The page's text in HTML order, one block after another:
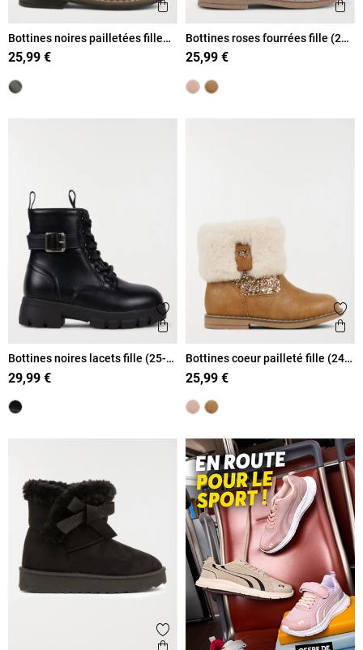
Aperçu rapide
Bottines noires pailletées fille
(24-30)
25,99 €
Bottines roses fourrées fille (24-
30)
25,99 €
Ajouter aux favoris
Aperçu rapide
Bottines noires lacets fille (25-
30)
29,99 €
Bottines coeur pailleté fille (24-
30)
25,99 €
Ajouter aux favoris